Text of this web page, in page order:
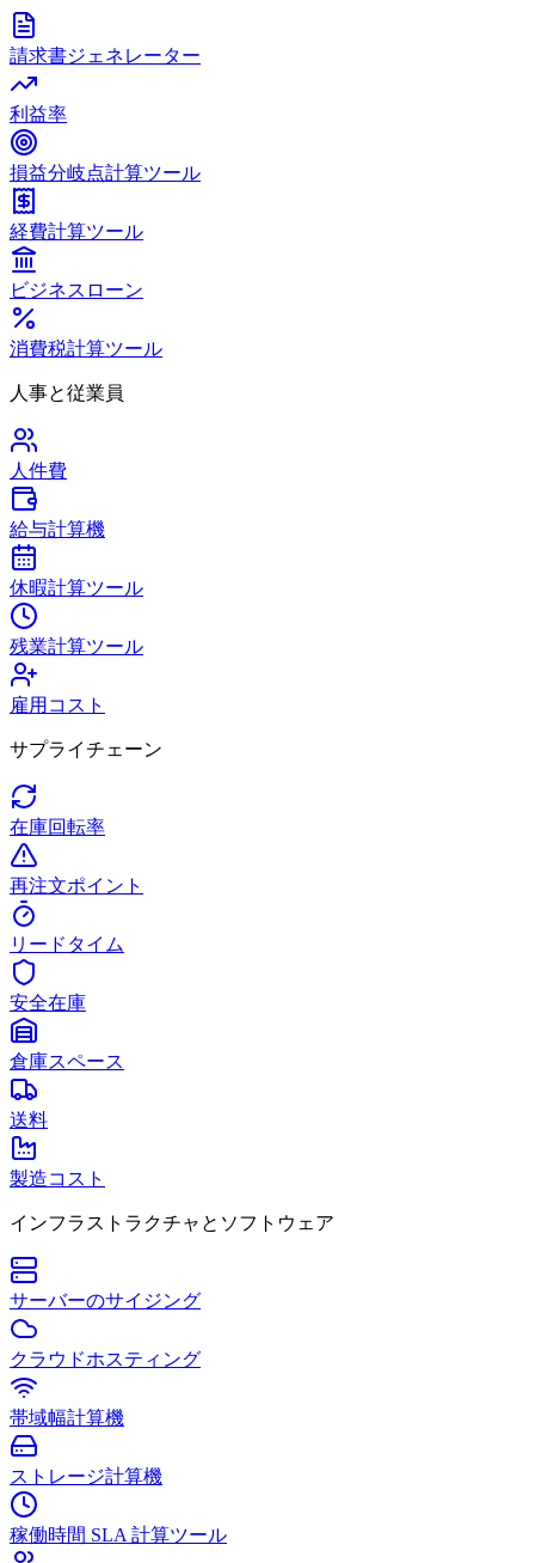
請求書ジェネレーター
利益率
損益分岐点計算ツール
経費計算ツール
ビジネスローン
消費税計算ツール
人事と従業員
人件費
給与計算機
休暇計算ツール
残業計算ツール
雇用コスト
サプライチェーン
在庫回転率
再注文ポイント
リードタイム
安全在庫
倉庫スペース
送料
製造コスト
インフラストラクチャとソフトウェア
サーバーのサイジング
クラウドホスティング
帯域幅計算機
ストレージ計算機
稼働時間 SLA 計算ツール